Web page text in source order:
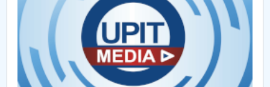
MENIU CANTINA
O NOUĂ REALITATE: De ce panica este cel mai rău
lucru care se poate întâmpla?